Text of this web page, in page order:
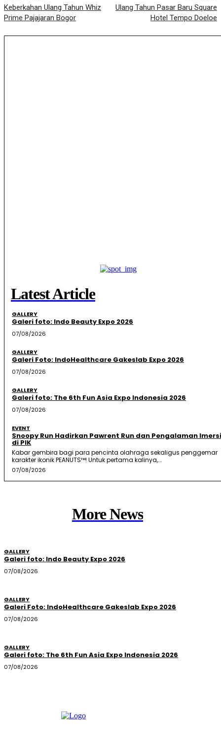
Keberkahan Ulang Tahun Whiz
Prime Pajajaran Bogor
Ulang Tahun Pasar Baru Square
Hotel Tempo Doeloe
Latest Article
GALLERY
Galeri foto: Indo Beauty Expo 2026
07/08/2026
GALLERY
Galeri Foto: IndoHealthcare Gakeslab Expo 2026
07/08/2026
GALLERY
Galeri foto: The 6th Fun Asia Expo Indonesia 2026
07/08/2026
EVENT
Snoopy Run Hadirkan Pawrent Run dan Pengalaman
di PIK
Kabar gembira bagi para pencinta olahraga sekaligus penggemar
karakter ikonik PEANUTS™! Untuk pertama kalinya,...
07/08/2026
More News
GALLERY
Galeri foto: Indo Beauty Expo 2026
07/08/2026
GALLERY
Galeri Foto: IndoHealthcare Gakeslab Expo 2026
07/08/2026
GALLERY
Galeri foto: The 6th Fun Asia Expo Indonesia 2026
07/08/2026